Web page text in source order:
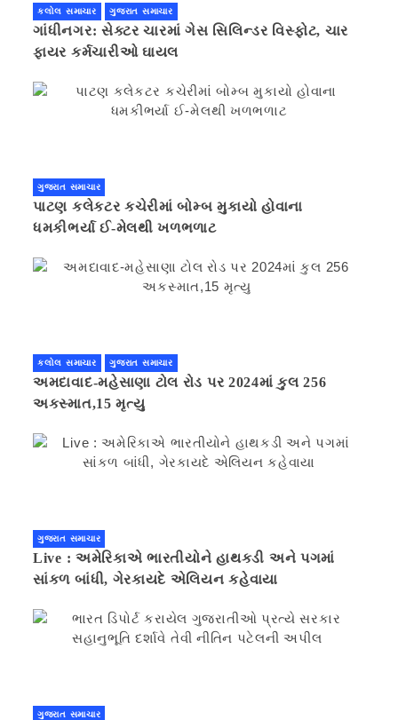
કલોલ સમાચાર ગુજરાત સમાચાર
ગાંધીનગર: સેક્ટર ચારમાં ગેસ સિલિન્ડર વિસ્ફોટ, ચાર
ફાયર કર્મચારીઓ ઘાયલ
ગુજરાત સમાચાર
પાટણ કલેકટર કચેરીમાં બોમ્બ મુકાયો હોવાના
ધમકીભર્યા ઈ-મેલથી ખળભળાટ
કલોલ સમાચાર ગુજરાત સમાચાર
અમદાવાદ-મહેસાણા ટોલ રોડ પર 2024માં કુલ 256
અકસ્માત,15 મૃત્યુ
ગુજરાત સમાચાર
Live : અમેરિકાએ ભારતીયોને હાથકડી અને પગમાં
સાંકળ બાંધી, ગેરકાયદે એલિયન કહેવાયા
ગુજરાત સમાચાર